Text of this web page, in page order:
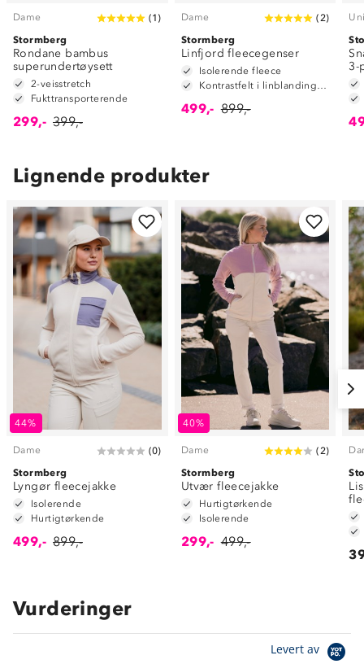
Dame (1 )
Stormberg
Rondane bambus
superundertøysett
2-veisstretch
Fukttransporterende
299,- 399,-
Dame ( 2)
Stormberg
Linfjord fleecegenser
Isolerende fleece
499,- 899,-
3-
Lignende produkter
44%
Dame (0)
Stormberg
Lyngør fleecejakke
Isolerende
Hurtigtørkende
499,- 899,-
40%
Dame ( 2)
Stormberg
Utvær fleecejakke
Hurtigtørkende
Isolerende
299,- 499,-
Vurderinger
Levert av